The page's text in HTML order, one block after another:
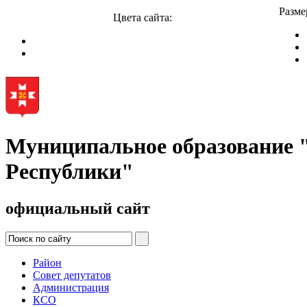
Цвета сайта:
Муниципальное
Республики"
официальный сайт
Район
Совет депутатов
Администрация
КСО